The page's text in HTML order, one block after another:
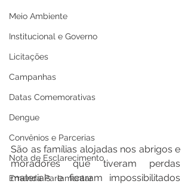
Meio Ambiente
Institucional e Governo
Licitações
Campanhas
Datas Comemorativas
Dengue
Convênios e Parcerias
Nota de Esclarecimento
Emenda Parlamentar
São as famílias alojadas nos abrigos e
moradores que tiveram perdas
materiais e ficaram impossibilitados